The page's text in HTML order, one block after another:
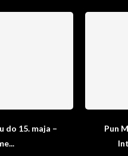
do 15. maja –
Pun